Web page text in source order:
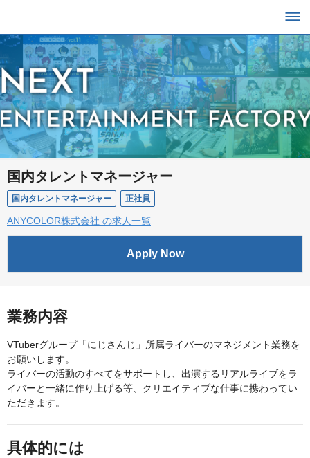
国内タレントマネージャー
国内タレントマネージャー 正社員
ANYCOLOR株式会社 の求人一覧
Apply Now
業務内容
VTuberグループ「にじさんじ」所属ライバーのマネジメント業務を
お願いします。
ライバーの活動のすべてをサポートし、出演するリアルライブをラ
イバーと一緒に作り上げる等、クリエイティブな仕事に携わってい
ただきます。
具体的には